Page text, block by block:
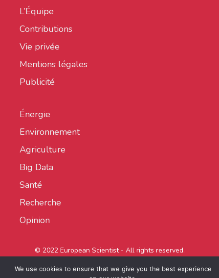
L’Équipe
Contributions
Vie privée
Mentions légales
Publicité
Énergie
Environnement
Agriculture
Big Data
Santé
Recherche
Opinion
© 2022 European Scientist - All rights reserved.
We use cookies to ensure that we give you the best experience